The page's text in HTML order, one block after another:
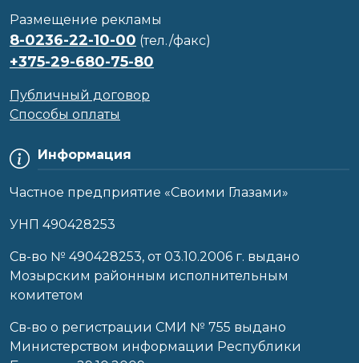
Информация
Частное предприятие «Своими Глазами»
УНП 490428253
Cв-во № 490428253, от 03.10.2006 г. выдано
Мозырским районным исполнительным
комитетом
Св-во о регистрации СМИ № 755 выдано
Министерством информации Республики
Размещение рекламы
8-0236-22-10-00 (тел./факс)
+375-29-680-75-80
Публичный договор
Способы оплаты